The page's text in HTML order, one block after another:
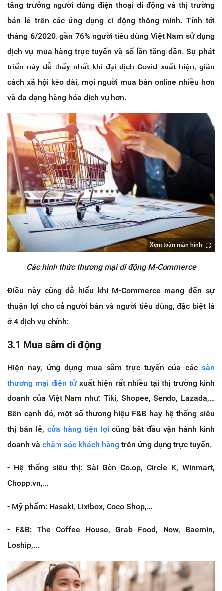
tăng trưởng người dùng điện thoại di động và thị trường
bán lẻ trên các ứng dụng di động thông minh. Tính tới
tháng 6/2020, gần 76% người tiêu dùng Việt Nam sử dụng
dịch vụ mua hàng trực tuyến và số lần tăng dần. Sự phát
triển này dễ thấy nhất khi đại dịch Covid xuất hiện, giãn
cách xã hội kéo dài, mọi người mua bán online nhiều hơn
và đa dạng hàng hóa dịch vụ hơn.
Xem toàn màn hình
Các hình thức thương mại di động M-Commerce
Điều này cũng dễ hiểu khi M-Commerce mang đến sự
thuận lợi cho cả người bán và người tiêu dùng, đặc biệt là
ở 4 dịch vụ chính:
3.1 Mua sắm di động
Hiện nay, ứng dụng mua sắm trực tuyến của các sàn
thương mại điện tửxuất hiện rất nhiều tại thị trường kinh
doanh của Việt Nam như: Tiki, Shopee, Sendo, Lazada,…
Bên cạnh đó, một số thương hiệu F&B hay hệ thống siêu
thị bán lẻ, cửa hàng tiện lợi cũng bắt đầu vận hành kinh
doanh và chăm sóc khách hàng trên ứng dụng trực tuyến.
- Hệ thống siêu thị: Sài Gòn Co.op, Circle K, Winmart,
Chopp.vn,…
- Mỹ phẩm: Hasaki, Lixibox, Coco Shop,…
- F&B: The Coffee House, Grab Food, Now, Baemin,
Loship,...